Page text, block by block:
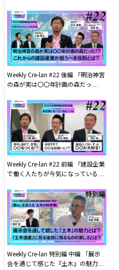
Weekly Cre-lan #22 後編 「明治神宮
の森が実は〇〇年計画の森だっ
企業関東地区交流会公開収録
Weekly Cre-lan #22 前編 「建設企業
で働く人たちが今気になっているこ
LAND協賛企業関東地区交流会公開
収録
Weekly Cre-lan 特別編 中編 「展示
会を通じて感じた『土木』の魅力と